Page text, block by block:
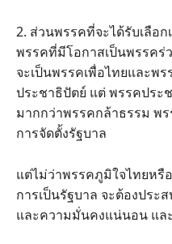
2. ส่วนพรรคที่จะได้รับเลือ
พรรคที่มีโอกาสเป็นพรรคร่
จะเป็นพรรคเพื่อไทยและพ
ประชาธิปัตย์ แต่ พรรคประ
มากกว่าพรรคกล้าธรรม พ
การจัดตั้งรัฐบาล
แต่ไม่ว่าพรรคภูมิใจไทยห
การเป็นรัฐบาล จะต้องประ
และความมั่นคงแน่นอน แล